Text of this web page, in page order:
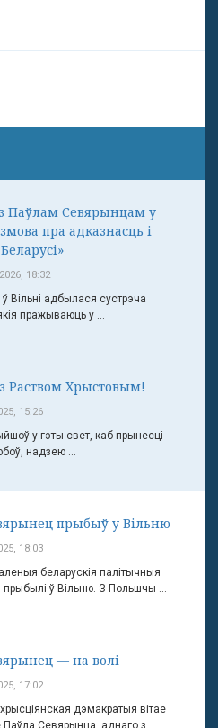
Паўлам Севярынцам у
пра адказнасць і
18:32
Вільні адбылася сустрэча
пражываюць у ...
Раством Хрыстовым!
15:26
у гэты свет, каб прынесці
надзею ...
прыбыў у Вільню
18:03
беларускія палітычныя
ў Вільню. З Польшчы ...
— на волі
17:02
дэмакратыя вітае
Севярынца, аднаго з